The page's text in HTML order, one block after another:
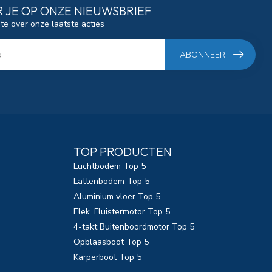
JE OP ONZE NIEUWSBRIEF
over onze laatste acties
ABONNEER
TOP PRODUCTEN
Luchtbodem Top 5
Lattenbodem Top 5
Aluminium vloer Top 5
Elek. Fluistermotor Top 5
4-takt Buitenboordmotor Top 5
Opblaasboot Top 5
Karperboot Top 5